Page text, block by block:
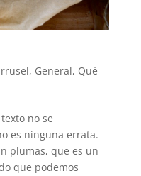
, General, Qué
texto no se
es ninguna errata.
plumas, que es un
que podemos